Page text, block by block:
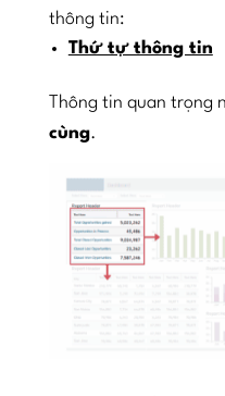
thông tin:
Thứ tự thông tin
Thông tin quan trọng
cùng.